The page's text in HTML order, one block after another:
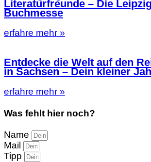
Literaturfreunde – Die
Buchmesse
erfahre mehr »
Entdecke die Welt auf den
in Sachsen – Dein kleiner
erfahre mehr »
Was fehlt hier noch?
Name
Mail
Tipp